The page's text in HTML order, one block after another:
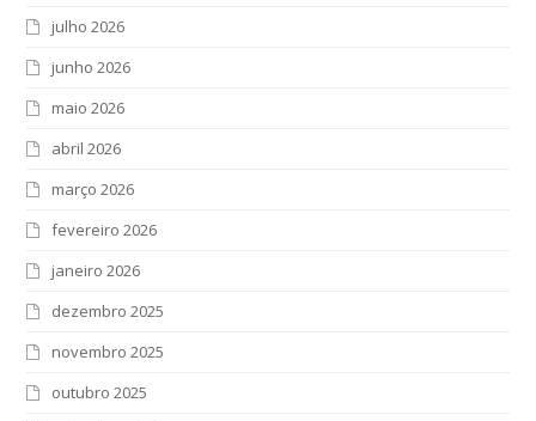
julho 2026
junho 2026
maio 2026
abril 2026
março 2026
fevereiro 2026
janeiro 2026
dezembro 2025
novembro 2025
outubro 2025